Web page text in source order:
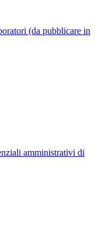
(da pubblicare in
amministrativi di